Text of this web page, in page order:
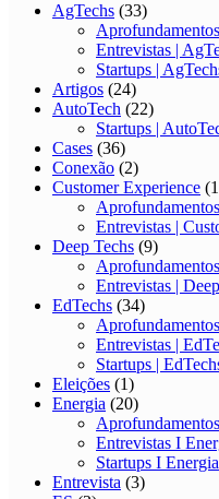
AgTechs (33)
Entrevistas |
Startups |
Artigos (24)
AutoTech (22)
Startups |
Cases (36)
Conexão (2)
Customer Experience
Entrevistas |
Deep Techs (9)
Entrevistas |
EdTechs (34)
Entrevistas |
Startups |
Eleições (1)
Energia (20)
Entrevistas I
Startups I Energia
Entrevista (3)